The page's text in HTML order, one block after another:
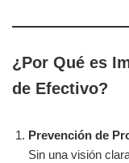
¿Por Qué es
de Efectivo?
Prevención de
Sin una visión